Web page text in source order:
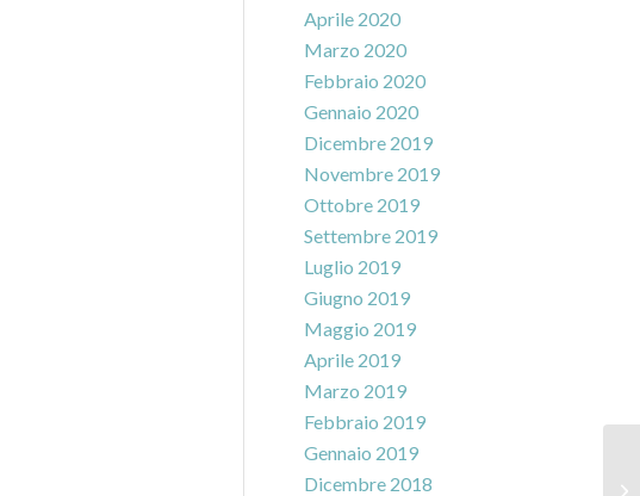
Aprile 2020
Marzo 2020
Febbraio 2020
Gennaio 2020
Dicembre 2019
Novembre 2019
Ottobre 2019
Settembre 2019
Luglio 2019
Giugno 2019
Maggio 2019
Aprile 2019
Marzo 2019
Febbraio 2019
Gennaio 2019
Dicembre 2018